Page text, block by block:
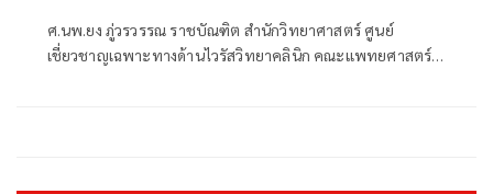
ศ.นพ.ยง ภู่วรวรรณ ราชบัณฑิต สำนักวิทยาศาสตร์ ศูนย์
เชี่ยวชาญเฉพาะทางด้านไวรัสวิทยาคลินิก คณะแพทยศาสตร์